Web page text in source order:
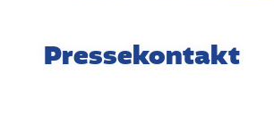
Pressekontakt